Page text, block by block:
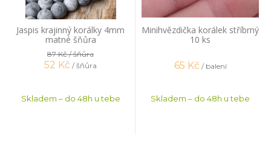
Jaspis krajinný korálky 4mm
matné šňůra
87 Kč/ šňůra
52 Kč / šňůra
Skladem – do 48h u tebe
Minihvězdička korálek stříbrný
10 ks
65 Kč / balení
Skladem – do 48h u tebe